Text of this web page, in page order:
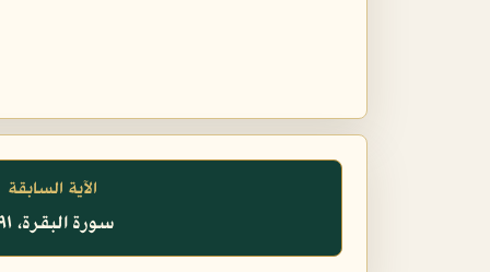
الآية السابقة
سورة البقرة، ١٩١